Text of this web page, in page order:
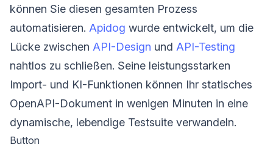
können Sie diesen gesamten Prozess
automatisieren. Apidog wurde entwickelt, um die
Lücke zwischen API-Design und API-Testing
nahtlos zu schließen. Seine leistungsstarken
Import- und KI-Funktionen können Ihr statisches
OpenAPI-Dokument in wenigen Minuten in eine
dynamische, lebendige Testsuite verwandeln.
Button